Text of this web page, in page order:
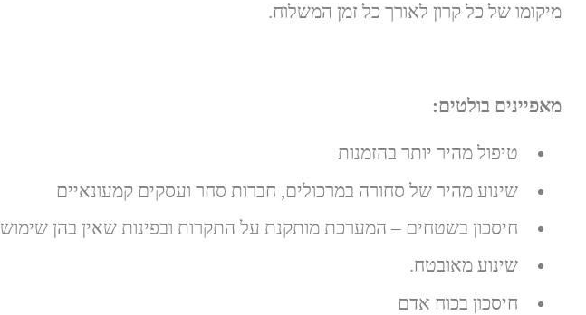
מיקומו של כל קרון לאורך כל זמן המשלוח.
מאפיינים בולטים:
טיפול מהיר יותר בהזמנות
שינוע מהיר של סחורה במרכולים, חברות סחר ועסקים קמעונאיים
חיסכון בשטחים – המערכת מותקנת על התקרות ובפינות שאין בהן שימוש
שינוע מאובטח.
חיסכון בכוח אדם